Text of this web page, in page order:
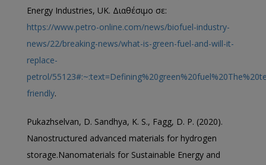
Energy Industries, UK. Διαθέσιμο σε:
https://www.petro-online.com/news/biofuel-industry-
news/22/breaking-news/what-is-green-fuel-and-will-it-
replace-
petrol/
friendly.
Pukazhselvan, D. Sandhya, K. S., Fagg, D. P. (2020).
Nanostructured advanced materials for hydrogen
storage.Nanomaterials for Sustainable Energy and